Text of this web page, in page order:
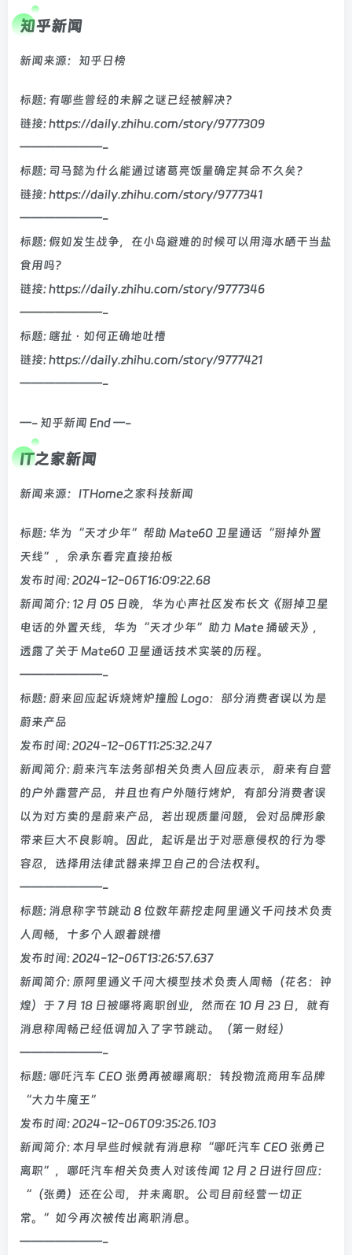
知乎新闻
新闻来源：知乎日榜
标题: 有哪些曾经的未解之谜已经被解决？
链接: https://daily.zhihu.com/story/9777309
———————-
标题: 司马懿为什么能通过诸葛亮饭量确定其命不久矣？
链接: https://daily.zhihu.com/story/9777341
———————-
标题: 假如发生战争，在小岛避难的时候可以用海水晒干当盐
食用吗？
链接: https://daily.zhihu.com/story/9777346
———————-
标题: 瞎扯 · 如何正确地吐槽
链接: https://daily.zhihu.com/story/9777421
———————-
—- 知乎新闻 End —-
IT之家新闻
新闻来源：ITHome之家科技新闻
标题: 华为“天才少年”帮助 Mate60 卫星通话“掰掉外置
天线”，余承东看完直接拍板
发布时间: 2024-12-06T16:09:22.68
新闻简介: 12 月 05 日晚，华为心声社区发布长文《掰掉卫星
电话的外置天线，华为“天才少年”助力 Mate 捅破天》，
透露了关于 Mate60 卫星通话技术实装的历程。
———————-
标题: 蔚来回应起诉烧烤炉撞脸 Logo：部分消费者误以为是
蔚来产品
发布时间: 2024-12-06T11:25:32.247
新闻简介: 蔚来汽车法务部相关负责人回应表示，蔚来有自营
的户外露营产品，并且也有户外随行烤炉，有部分消费者误
以为对方卖的是蔚来产品，若出现质量问题，会对品牌形象
带来巨大不良影响。因此，起诉是出于对恶意侵权的行为零
容忍，选择用法律武器来捍卫自己的合法权利。
———————-
标题: 消息称字节跳动 8 位数年薪挖走阿里通义千问技术负责
人周畅，十多个人跟着跳槽
发布时间: 2024-12-06T13:26:57.637
新闻简介: 原阿里通义千问大模型技术负责人周畅（花名：钟
煌）于 7 月 18 日被曝将离职创业，然而在 10 月 23 日，就有
消息称周畅已经低调加入了字节跳动。（第一财经）
———————-
标题: 哪吒汽车 CEO 张勇再被曝离职：转投物流商用车品牌
“大力牛魔王”
发布时间: 2024-12-06T09:35:26.103
新闻简介: 本月早些时候就有消息称“哪吒汽车 CEO 张勇已
离职”，哪吒汽车相关负责人对该传闻 12 月 2 日进行回应：
“（张勇）还在公司，并未离职。公司目前经营一切正
常。”如今再次被传出离职消息。
———————-